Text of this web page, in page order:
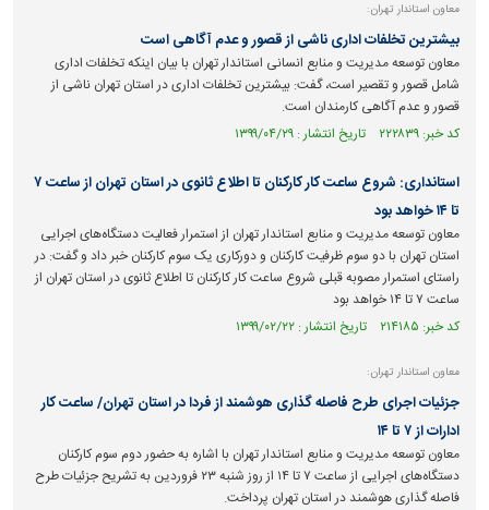
معاون استاندار تهران:
بیشترین تخلفات اداری ناشی از قصور و عدم آگاهی است
معاون توسعه مدیریت و منابع انسانی استاندار تهران با بیان اینکه تخلفات اداری
شامل قصور و تقصیر است، گفت: بیشترین تخلفات اداری در استان تهران ناشی از
قصور و عدم آگاهی کارمندان است.
کد خبر: ۲۲۲۸۳۹ تاریخ انتشار : ۱۳۹۹/۰۴/۲۹
استانداری: شروع ساعت کار کارکنان تا اطلاع ثانوی در استان تهران از ساعت ۷
تا ۱۴ خواهد بود
معاون توسعه مدیریت و منابع استاندار تهران از استمرار فعالیت دستگاه‌های اجرایی
استان تهران با دو سوم ظرفیت کارکنان و دورکاری یک سوم کارکنان خبر داد و گفت: در
راستای استمرار مصوبه قبلی شروع ساعت کار کارکنان تا اطلاع ثانوی در استان تهران از
ساعت ۷ تا ۱۴ خواهد بود
کد خبر: ۲۱۴۱۸۵ تاریخ انتشار : ۱۳۹۹/۰۲/۲۲
معاون استاندار تهران:
جزئیات اجرای طرح فاصله گذاری هوشمند از فردا در استان تهران/ ساعت کار
ادارات از ۷ تا ۱۴
معاون توسعه مدیریت و منابع استاندار تهران با اشاره به حضور دوم سوم کارکنان
دستگاه‌های اجرایی از ساعت ۷ تا ۱۴ از روز شنبه ۲۳ فروردین به تشریح جزئیات طرح
فاصله گذاری هوشمند در استان تهران پرداخت.